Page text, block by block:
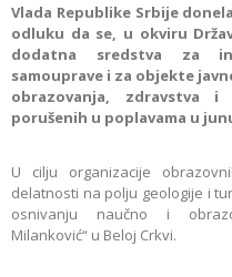
Vlada Republike Srbije
odluku da se, u okviru
dodatna sredstva za
samouprave i za objekte
obrazovanja, zdravstva
porušenih u poplavama u
U cilju organizacije
delatnosti na polju geologije i
osnivanju naučno i
Milanković“ u Beloj Crkvi.